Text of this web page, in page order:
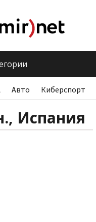
Авто Киберспорт
Испания